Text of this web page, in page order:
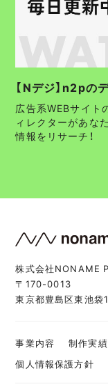
【Nデジ】n2pの
広告系WEBサイト
ィレクターがあな
情報をリサーチ！
株式会社NONAME
〒170-0013
東京都豊島区東池
事業内容 制作実績
個人情報保護方針